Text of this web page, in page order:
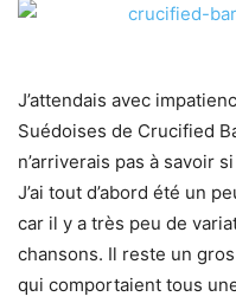
J’attendais avec
Suédoises de Crucified
n’arriverais pas à savoir
J’ai tout d’abord été un
car il y a très peu de
chansons. Il reste un
qui comportaient tous